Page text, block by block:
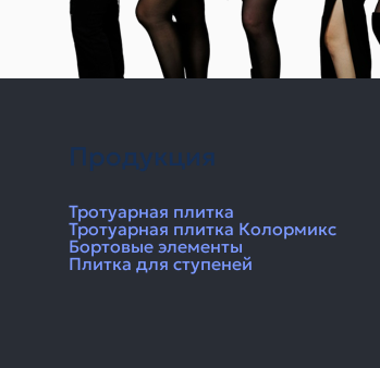
Продукция
Тротуарная плитка
Тротуарная плитка Колормикс
Бортовые элементы
Плитка для ступеней